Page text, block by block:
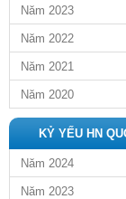
Năm 2023
Năm 2022
Năm 2021
Năm 2020
KỶ YẾU HN
Năm 2024
Năm 2023